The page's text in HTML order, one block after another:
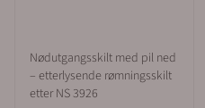
Nødutgangsskilt med pil ned
– etterlysende rømningsskilt
etter NS 3926